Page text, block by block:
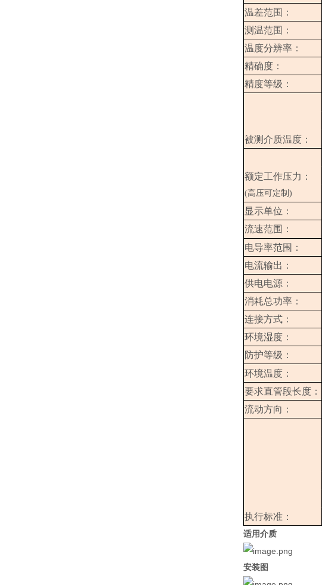
温差范围：
测温范围：
温度分辨率：
精确度：
精度等级：
被测介质温度：
额定工作压力：
(高压可定制)
显示单位：
流速范围：
电导率范围：
电流输出：
供电电源：
消耗总功率：
连接方式：
环境湿度：
防护等级：
环境温度：
要求直管段长度：
流动方向：
执行标准：
适用介质
安装图